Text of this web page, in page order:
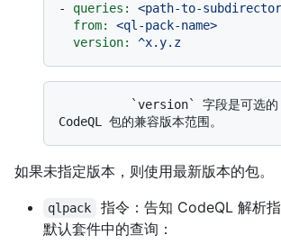
- queries:
<path-to-
from:
<ql-pack-name>
version:
^x.y.z
如果未指定版本，则使用最新版本的包。
qlpack
指令：告知 CodeQL 解析
默认套件中的查询：